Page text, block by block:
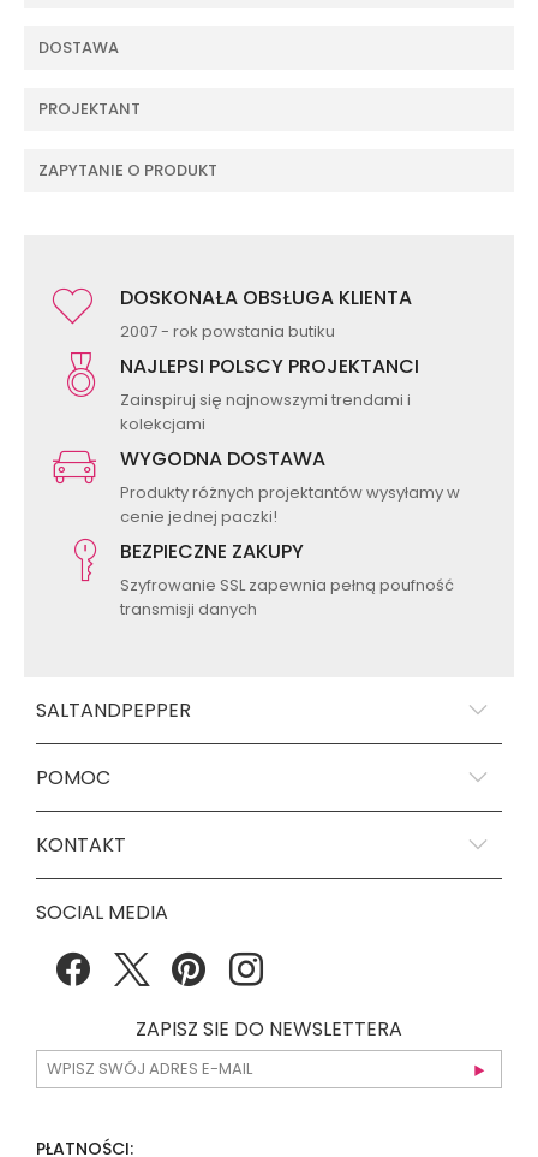
DOSTAWA
PROJEKTANT
ZAPYTANIE O PRODUKT
DOSKONAŁA OBSŁUGA KLIENTA
2007 - rok powstania butiku
NAJLEPSI POLSCY PROJEKTANCI
Zainspiruj się najnowszymi trendami i
kolekcjami
WYGODNA DOSTAWA
Produkty różnych projektantów wysyłamy w
cenie jednej paczki!
BEZPIECZNE ZAKUPY
Szyfrowanie SSL zapewnia pełną poufność
transmisji danych
SALTANDPEPPER
POMOC
KONTAKT
SOCIAL MEDIA
ZAPISZ SIE DO NEWSLETTERA
PŁATNOŚCI: